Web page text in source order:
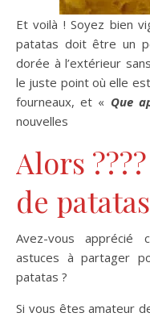
Et voilà ! Soyez bien
patatas doit être un
dorée à l’extérieur
le juste point où elle
fourneaux, et « Que
nouvelles
Alors
de
Avez-vous
astuces à partager
patatas ?
Si vous êtes amateur